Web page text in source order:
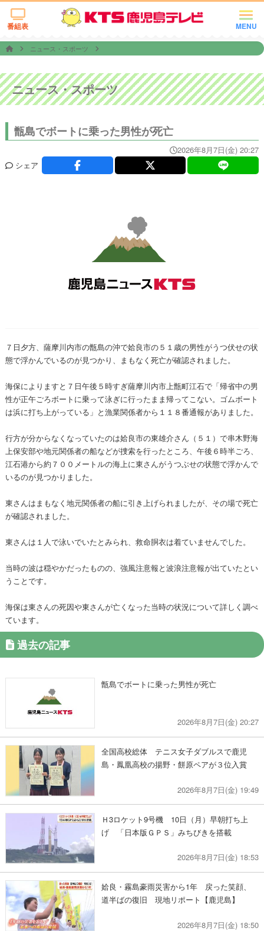
MENU
番組表
ニュース・スポーツ
ニュース・スポーツ
甑島でボートに乗った男性が死亡
2026年8月7日(金) 20:27
シェア
７日夕方、薩摩川内市の甑島の沖で姶良市の５１歳の男性がうつ伏せの状
態で浮かんでいるのが見つかり、まもなく死亡が確認されました。
海保によりますと７日午後５時すぎ薩摩川内市上甑町江石で「帰省中の男
性が正午ごろボートに乗って泳ぎに行ったまま帰ってこない。ゴムボート
は浜に打ち上がっている」と漁業関係者から１１８番通報がありました。
行方が分からなくなっていたのは姶良市の東雄介さん（５１）で串木野海
上保安部や地元関係者の船などが捜索を行ったところ、午後６時半ごろ、
江石港から約７００メートルの海上に東さんがうつぶせの状態で浮かんで
いるのが見つかりました。
東さんはまもなく地元関係者の船に引き上げられましたが、その場で死亡
が確認されました。
東さんは１人で泳いでいたとみられ、救命胴衣は着ていませんでした。
当時の波は穏やかだったものの、強風注意報と波浪注意報が出ていたとい
うことです。
海保は東さんの死因や東さんが亡くなった当時の状況について詳しく調べ
ています。
過去の記事
甑島でボートに乗った男性が死亡
2026年8月7日(金) 20:27
全国高校総体 テニス女子ダブルスで鹿児
島・鳳凰高校の揚野・餅原ペアが３位入賞
2026年8月7日(金) 19:49
Ｈ3ロケット9号機 10日（月）早朝打ち上
げ 「日本版ＧＰＳ」みちびきを搭載
2026年8月7日(金) 18:53
姶良・霧島豪雨災害から1年 戻った笑顔、
道半ばの復旧 現地リポート【鹿児島】
2026年8月7日(金) 18:50